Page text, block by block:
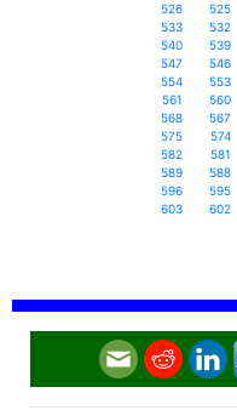
525
526
532
533
539
540
546
547
553
554
560
561
567
568
574
575
581
582
588
589
595
596
602
603